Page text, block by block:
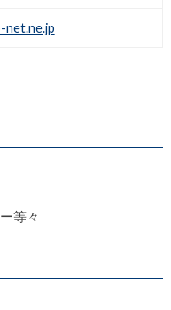
net.ne.jp
等々